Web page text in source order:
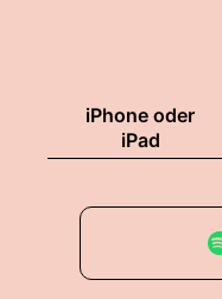
iPhone oder
iPad